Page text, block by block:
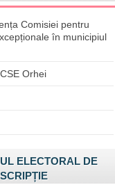
Comisiei pentru
în municipiul
Orhei
ELECTORAL DE